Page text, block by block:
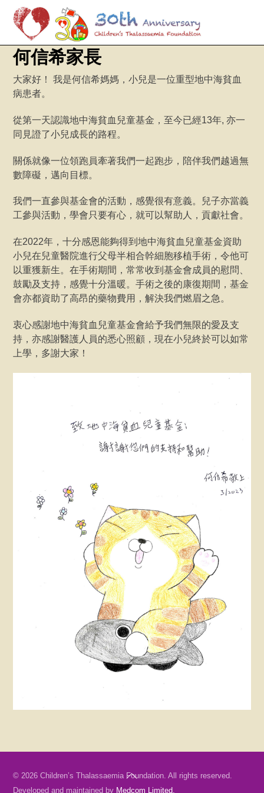
Skip
content
何信希家長
大家好！ 我是何信希媽媽，小兒是一位重型地中海貧血
病患者。
從第一天認識地中海貧血兒童基金，至今已經13年, 亦一
同見證了小兒成長的路程。
關係就像一位領跑員牽著我們一起跑步，陪伴我們越過無
數障礙，邁向目標。
我們一直參與基金會的活動，感覺很有意義。兒子亦當義
工參與活動，學會只要有心，就可以幫助人，貢獻社會。
在2022年，十分感恩能夠得到地中海貧血兒童基金資助
小兒在兒童醫院進行父母半相合幹細胞移植手術，令他可
以重獲新生。在手術期間，常常收到基金會成員的慰問、
鼓勵及支持，感覺十分溫暖。手術之後的康復期間，基金
會亦都資助了高昂的藥物費用，解決我們燃眉之急。
衷心感謝地中海貧血兒童基金會給予我們無限的愛及支
持，亦感謝醫護人員的悉心照顧，現在小兒終於可以如常
上學，多謝大家！
Back
To
© 2026 Children’s Thalassaemia Foundation. All rights reserved.
Developed and maintained by Medcom Limited.